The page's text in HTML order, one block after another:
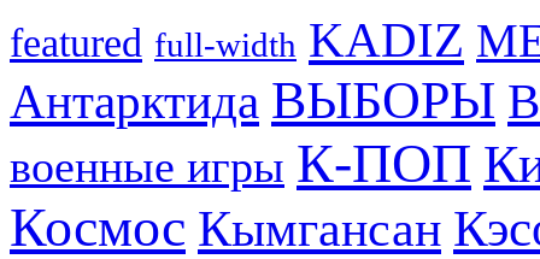
featured full-width KADIZ
Антарктида ВЫБОРЫ
военные игры К-ПОП
Космос Кымгансан